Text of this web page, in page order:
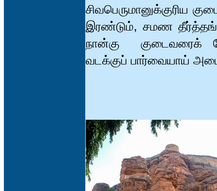
சிவபெருமானுக்குரிய
இரண்டும், சமண
நான்கு குடைவரைக்
வடக்குப் பார்வையாய்